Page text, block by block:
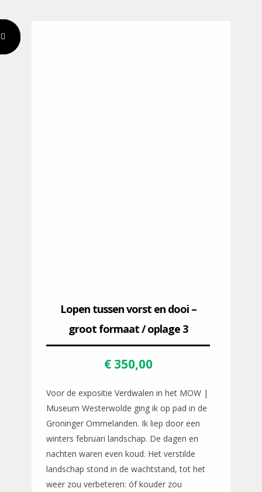
Lopen tussen vorst en dooi –
groot formaat / oplage 3
€ 350,00
Voor de expositie Verdwalen in het MOW |
Museum Westerwolde ging ik op pad in de
Groninger Ommelanden. Ik liep door een
winters februari landschap. De dagen en
nachten waren even koud. Het verstilde
landschap stond in de wachtstand, tot het
weer zou verbeteren: óf kouder zou